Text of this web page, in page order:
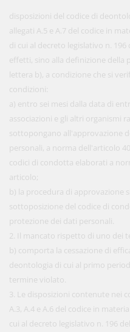
disposizioni del codice di
allegati A.5 e A.7 del codice in
di cui al decreto legislativo n.
effetti, sino alla definizione della
lettera b), a condizione che si
condizioni:
a) entro sei mesi dalla data di
associazioni e gli altri organismi
sottopongano all'approvazione
personali, a norma dell'articolo
codici di condotta elaborati a
articolo;
b) la procedura di approvazione
sottoposizione del codice di
protezione dei dati personali.
2. Il mancato rispetto di uno dei
b) comporta la cessazione di
deontologia di cui al primo
termine violato.
3. Le disposizioni contenute nei
A.3, A.4 e A.6 del codice in
cui al decreto legislativo n. 196